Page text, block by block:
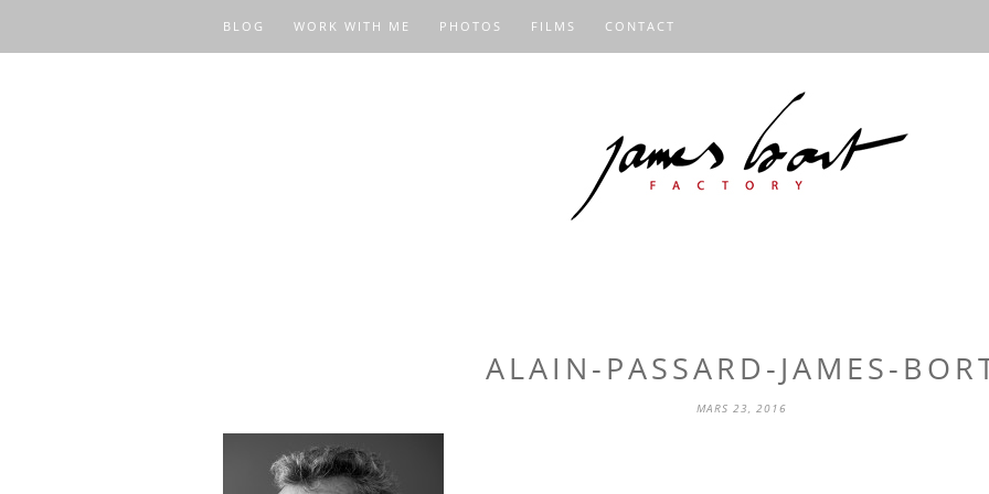
BLOG WORK WITH ME PHOTOS FILMS CONTACT
ALAIN-PASSARD-JAMES-
MARS 23, 2016